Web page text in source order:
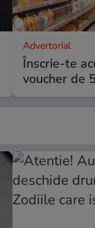
Advertorial
Înscrie-te
voucher de